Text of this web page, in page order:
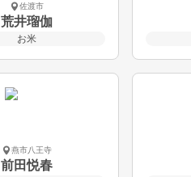
佐渡市
荒井瑠伽
お米
燕市八王寺
前田悦春